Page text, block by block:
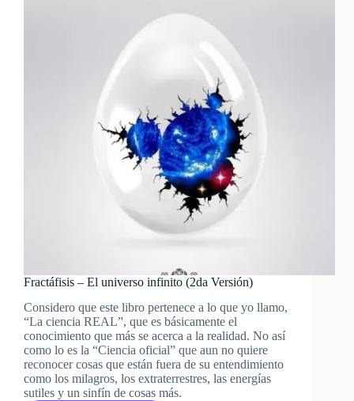
Fractáfisis – El universo infinito (2da Versión)
Considero que este libro pertenece a lo que yo llamo,
“La ciencia REAL”, que es básicamente el
conocimiento que más se acerca a la realidad. No así
como lo es la “Ciencia oficial” que aun no quiere
reconocer cosas que están fuera de su entendimiento
como los milagros, los extraterrestres, las energías
sutiles y un sinfín de cosas más.